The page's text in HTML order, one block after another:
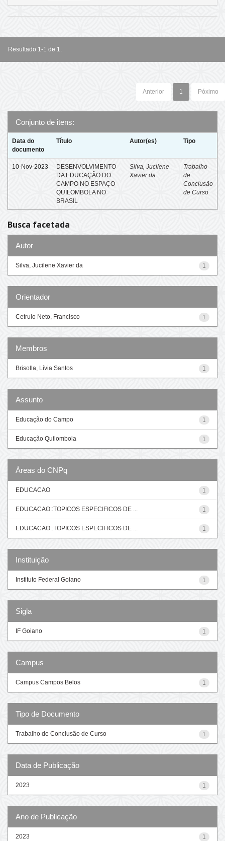
Resultado 1-1 de 1.
Anterior 1 Póximo
Conjunto de itens:
Data do
documento
Título Autor(es) Tipo
10-Nov-2023
DESENVOLVIMENTO
DA EDUCAÇÃO DO
CAMPO NO ESPAÇO
QUILOMBOLA NO
BRASIL
Silva, Jucilene
Xavier da
Trabalho
de
Conclusão
de Curso
Busca facetada
Autor
1
Silva, Jucilene Xavier da
Orientador
1
Cetrulo Neto, Francisco
Membros
1
Brisolla, Lívia Santos
Assunto
1
Educação do Campo
1
Educação Quilombola
Áreas do CNPq
1
EDUCACAO
1
EDUCACAO::TOPICOS ESPECIFICOS DE ...
1
EDUCACAO::TOPICOS ESPECIFICOS DE ...
Instituição
1
Instituto Federal Goiano
Sigla
1
IF Goiano
Campus
1
Campus Campos Belos
Tipo de Documento
1
Trabalho de Conclusão de Curso
Data de Publicação
1
2023
Ano de Publicação
1
2023